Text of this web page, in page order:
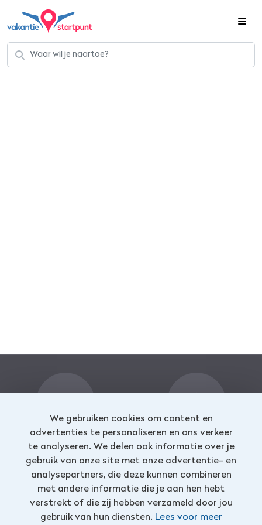
Reserveren en info
info@travelnoord.nl
Klantenservice
088 - 058 0580
We gebruiken cookies om content en
advertenties te personaliseren en ons verkeer
te analyseren. We delen ook informatie over je
gebruik van onze site met onze advertentie- en
analysepartners, die deze kunnen combineren
met andere informatie die je aan hen hebt
verstrekt of die zij hebben verzameld door jou
gebruik van hun diensten. Lees voor meer